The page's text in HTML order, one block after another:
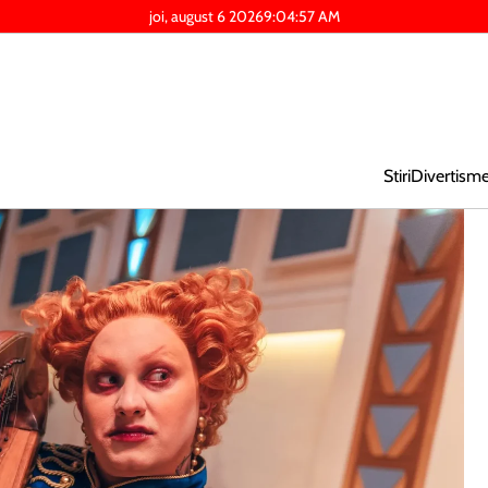
joi, august 6 20269:04:58AM
Stiri